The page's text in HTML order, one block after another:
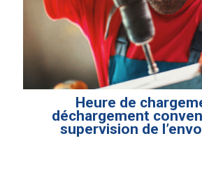
Heure de
déchargement
supervision de